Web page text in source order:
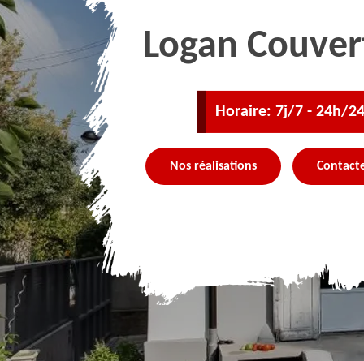
Logan
Horaire: 7j/7 - 24h/24
Nos réalisations